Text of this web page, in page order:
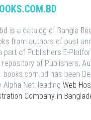
is a catalog of Bangla
from authors of past
part of Publishers E-
of Publishers,
books.com.bd has been
Alpha Net, leading Web
Company in